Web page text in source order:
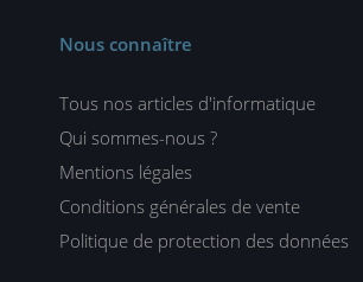
Nous connaître
Tous nos articles d'informatique
Qui sommes-nous ?
Mentions légales
Conditions générales de vente
Politique de protection des données